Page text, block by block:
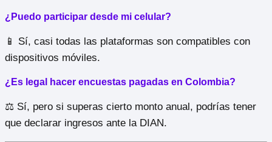
¿Puedo participar desde mi celular?
📱 Sí, casi todas las plataformas son compatibles con
dispositivos móviles.
¿Es legal hacer encuestas pagadas en Colombia?
⚖️ Sí, pero si superas cierto monto anual, podrías tener
que declarar ingresos ante la DIAN.